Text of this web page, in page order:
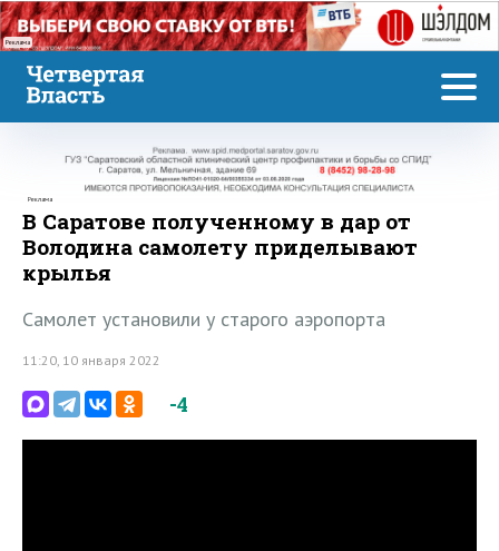
Реклама
Реклама
В Саратове полученному в дар от
Володина самолету приделывают
крылья
Самолет установили у старого аэропорта
11:20, 10 января 2022
-4